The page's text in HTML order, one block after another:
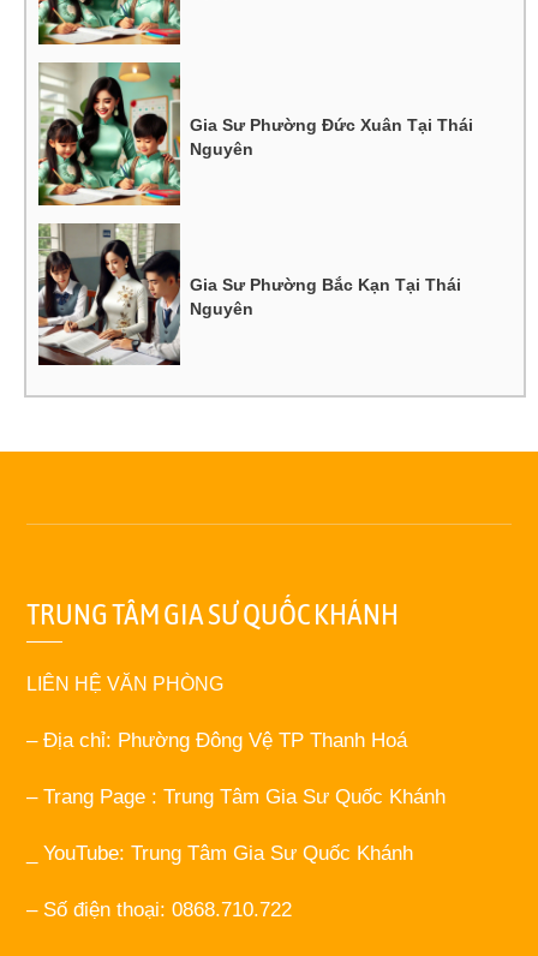
Gia Sư Phường Đức Xuân Tại Thái
Nguyên
Gia Sư Phường Bắc Kạn Tại Thái
Nguyên
TRUNG TÂM GIA SƯ QUỐC KHÁNH
LIÊN HỆ VĂN PHÒNG
– Địa chỉ: Phường Đông Vệ TP Thanh Hoá
– Trang Page : Trung Tâm Gia Sư Quốc Khánh
_ YouTube: Trung Tâm Gia Sư Quốc Khánh
– Số điện thoại: 0868.710.722